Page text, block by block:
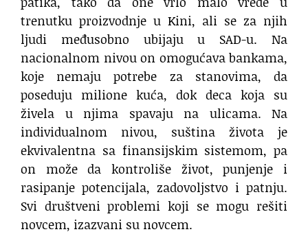
trenutku proizvodnje u Kini, ali se za njih
ljudi međusobno ubijaju u SAD-u. Na
nacionalnom nivou on omogućava bankama,
koje nemaju potrebe za stanovima, da
poseduju milione kuća, dok deca koja su
živela u njima spavaju na ulicama. Na
individualnom nivou, suština života je
ekvivalentna sa finansijskim sistemom, pa
on može da kontroliše život, punjenje i
rasipanje potencijala, zadovoljstvo i patnju.
Svi društveni problemi koji se mogu rešiti
novcem, izazvani su novcem.